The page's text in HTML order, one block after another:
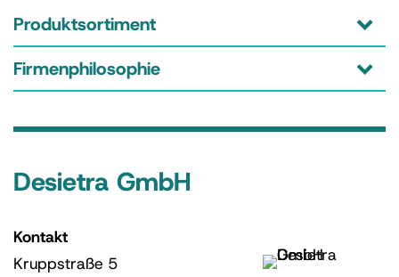
Produktsortiment
Firmenphilosophie
Desietra GmbH
Kontakt
Kruppstraße 5